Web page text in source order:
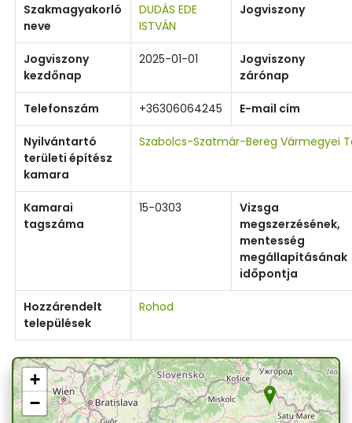
Szakmagyakorló
neve
DUDÁS EDE
ISTVÁN
Jogviszony
Jogviszony
kezdőnap
2025-01-01
Jogviszony
zárónap
Telefonszám +36306064245 E-mail cím
Nyilvántartó
területi építész
kamara
Szabolcs-Szatmár-Bereg Vármegyei
Kamarai
tagszáma
15-0303
Vizsga
megszerzésének,
mentesség
megállapításának
időpontja
Hozzárendelt
települések
Rohod
+
−